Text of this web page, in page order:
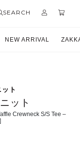
SEARCH
NEW ARRIVAL
ト
ット
Crewneck S/S Tee –